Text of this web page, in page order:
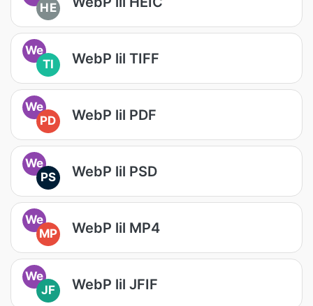
HE
We
TI
WebP lil TIFF
We
PD
WebP lil PDF
We
PS
WebP lil PSD
We
MP
WebP lil MP4
We
JF
WebP lil JFIF